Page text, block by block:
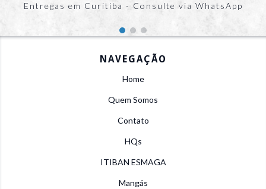
Entregas em Curitiba - Consulte via WhatsApp
NAVEGAÇÃO
Home
Quem Somos
Contato
HQs
ITIBAN ESMAGA
Mangás